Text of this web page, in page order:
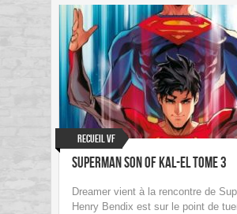
Recueil VF
Superman Son of Kal-El tome 3
Dreamer vient à la rencontre de
Henry Bendix est sur le point de